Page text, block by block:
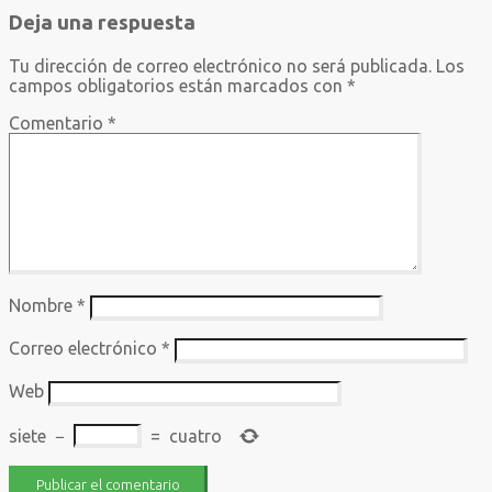
de
Deja una respuesta
Tu dirección de correo electrónico no será publicada. Los
campos obligatorios están marcados con *
Comentario *
Nombre *
Correo electrónico *
Web
siete − = cuatro